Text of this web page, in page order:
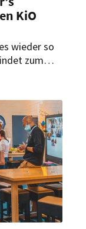
KiO
wieder so
zum